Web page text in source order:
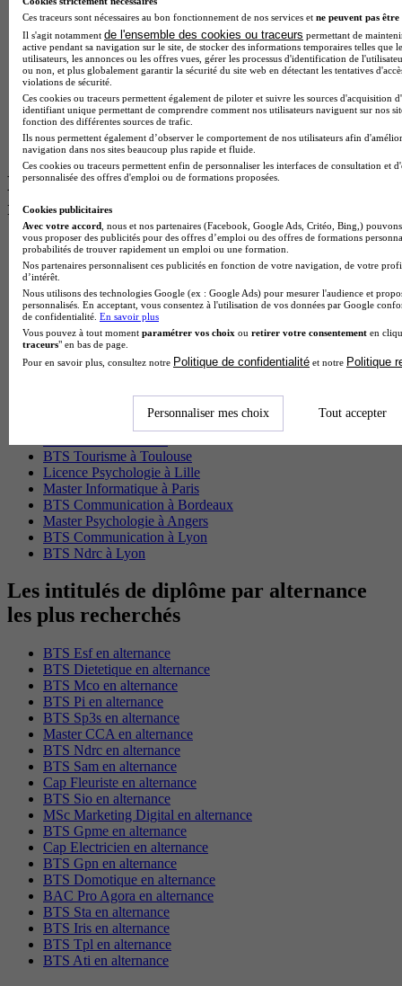
BTS Pi
Master International Business
BTS Sp3s
BAC Pro Assp
BTS Gpme
Master MA
BTS Dietetique
Master Mass
Cap Cuisine
Les intitulés de diplôme par ville les plus
recherchés
Master Meef à Lille
Prépa Medecine à Paris
Licence Psychologie à Paris
Master Psychologie à Lyon
Licence Psychologie à Toulouse
Master Psychologie à Lille
Master Psychologie à Montpellier
Master Psychologie à Paris
BTS Tourisme à Bordeaux
BTS Tourisme à Toulouse
Licence Psychologie à Lille
Master Informatique à Paris
BTS Communication à Bordeaux
Master Psychologie à Angers
BTS Communication à Lyon
BTS Ndrc à Lyon
Les intitulés de diplôme par alternance
les plus recherchés
BTS Esf en alternance
BTS Dietetique en alternance
BTS Mco en alternance
BTS Pi en alternance
BTS Sp3s en alternance
Master CCA en alternance
BTS Ndrc en alternance
BTS Sam en alternance
Cap Fleuriste en alternance
BTS Sio en alternance
MSc Marketing Digital en alternance
BTS Gpme en alternance
Cap Electricien en alternance
BTS Gpn en alternance
BTS Domotique en alternance
BAC Pro Agora en alternance
BTS Sta en alternance
BTS Iris en alternance
BTS Tpl en alternance
BTS Ati en alternance
Ces traceurs sont nécessaires au bon fonctionnement de nos services et ne peuvent pas être
Il s'agit notamment de l'ensemble des cookies ou traceurs permettant de
active pendant sa navigation sur le site, de stocker des informations temporaires telles que
utilisateurs, les annonces ou les offres vues, gérer les processus d'identification de
ou non, et plus globalement garantir la sécurité du site web en détectant les tentatives
violations de sécurité.
Ces cookies ou traceurs permettent également de piloter et suivre les sources d'acquisition
identifiant unique permettant de comprendre comment nos utilisateurs naviguent sur nos
fonction des différentes sources de trafic.
Ils nous permettent également d’observer le comportement de nos utilisateurs afin
navigation dans nos sites beaucoup plus rapide et fluide.
Ces cookies ou traceurs permettent enfin de personnaliser les interfaces de consultation et
personnalisée des offres d'emploi ou de formations proposées.
Cookies publicitaires
Avec votre accord , nous et nos partenaires (Facebook, Google Ads, Critéo, Bing,)
vous proposer des publicités pour des offres d’emploi ou des offres de formations
probabilités de trouver rapidement un emploi ou une formation.
Nos partenaires personnalisent ces publicités en fonction de votre navigation, de votre
d’intérêt.
Nous utilisons des technologies Google (ex : Google Ads) pour mesurer l'audience et
personnalisés. En acceptant, vous consentez à l'utilisation de vos données par Google
de confidentialité. En savoir plus
Vous pouvez à tout moment paramétrer vos choix ou retirer votre consentement en
traceurs" en bas de page.
Pour en savoir plus, consultez notre Politique de confidentialité et notre Politique
Personnaliser mes choix Tout accepter